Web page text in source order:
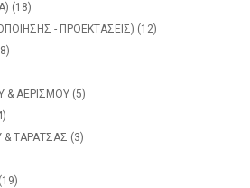
(18)
- ΠΡΟΕΚΤΑΣΕΙΣ) (12)
& ΑΕΡΙΣΜΟΥ (5)
& ΤΑΡΑΤΣΑΣ (3)
(19)